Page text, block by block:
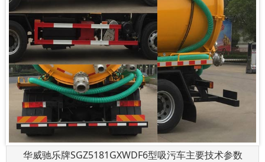
华威驰乐牌SGZ5181GXWDF6型吸污车主要技术参数